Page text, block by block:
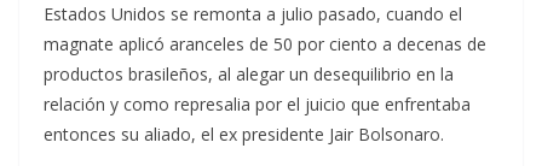
Estados Unidos se remonta a julio pasado, cuando el
magnate aplicó aranceles de 50 por ciento a decenas de
productos brasileños, al alegar un desequilibrio en la
relación y como represalia por el juicio que enfrentaba
entonces su aliado, el ex presidente Jair Bolsonaro.